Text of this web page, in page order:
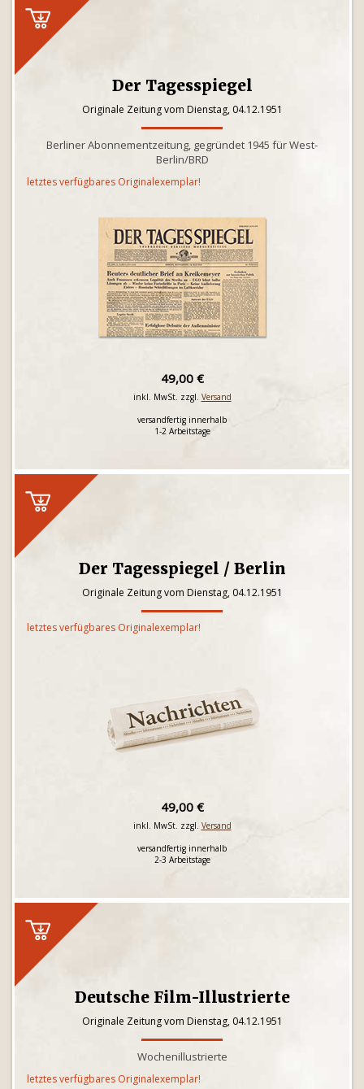
Der Tagesspiegel
Originale Zeitung vom Dienstag, 04.12.1951
Berliner Abonnementzeitung, gegründet 1945 für West-
Berlin/BRD
letztes verfügbares Originalexemplar!
49,00 €
inkl. MwSt. zzgl. Versand
versandfertig innerhalb
1-2 Arbeitstage
Der Tagesspiegel / Berlin
Originale Zeitung vom Dienstag, 04.12.1951
letztes verfügbares Originalexemplar!
49,00 €
inkl. MwSt. zzgl. Versand
versandfertig innerhalb
2-3 Arbeitstage
Deutsche Film-Illustrierte
Originale Zeitung vom Dienstag, 04.12.1951
Wochenillustrierte
letztes verfügbares Originalexemplar!